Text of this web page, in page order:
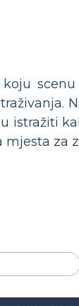
istražiti
za